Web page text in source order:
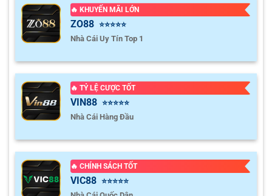
🔥 KHUYẾN MÃI LỚN
ZO88 ⭐⭐⭐⭐⭐
Nhà Cái Uy Tín Top 1
🔥 TỶ LỆ CƯỢC TỐT
VIN88 ⭐⭐⭐⭐⭐
Nhà Cái Hàng Đầu
🔥 CHÍNH SÁCH TỐT
VIC88 ⭐⭐⭐⭐⭐